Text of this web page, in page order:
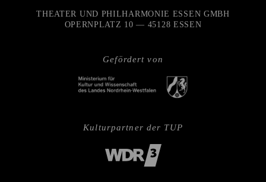
Gefördert von
THEATER UND PHILHARMONIE ESSEN GMBH
OPERNPLATZ 10 — 45128 ESSEN
Kulturpartner der TUP